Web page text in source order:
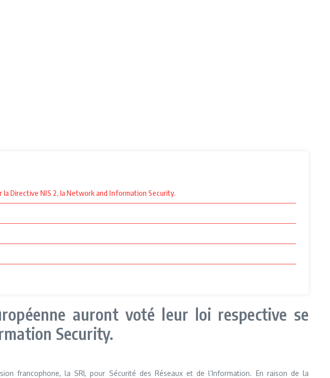
Directive NIS 2, la Network and Information Security.
auront voté leur loi respective se
Security.
francophone, la SRI, pour Sécurité des Réseaux et de l’Information. En raison de la